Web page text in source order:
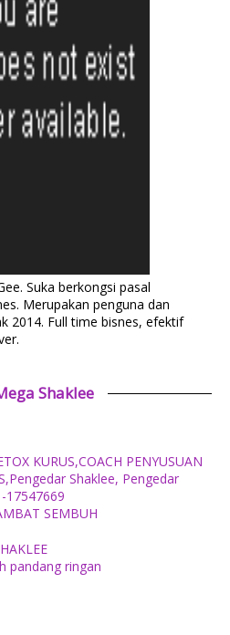
Suka berkongsi pasal
Merupakan penguna dan
2014. Full time bisnes, efektif
Shaklee
KURUS,COACH PENYUSUAN
Shaklee, Pengedar
17547669
SEMBUH
pandang ringan